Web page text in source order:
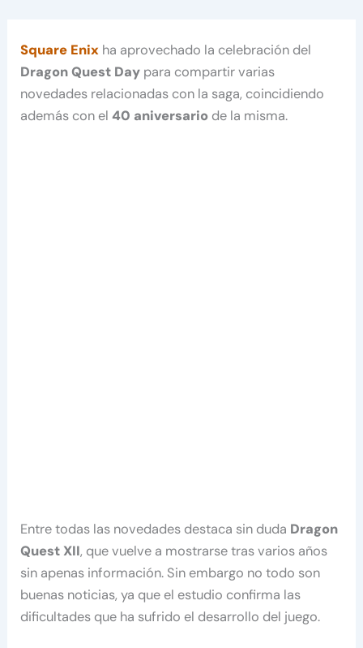
Square Enix ha aprovechado la celebración del
Dragon Quest Day para compartir varias
novedades relacionadas con la saga, coincidiendo
además con el40 aniversario de la misma.
Entre todas las novedades destaca sin duda Dragon
Quest XII, que vuelve a mostrarse tras varios años
sin apenas información. Sin embargo no todo son
buenas noticias, ya que el estudio confirma las
dificultades que ha sufrido el desarrollo del juego.